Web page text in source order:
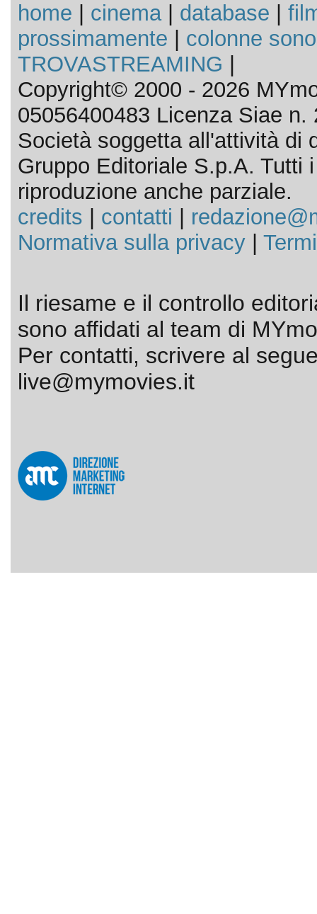
home cinema| database
prossimamente
colonne
TROVASTREAMING
Copyright© 2000 - 2026
05056400483 Licenza Siae n.
Società soggetta all'attività di
Gruppo Editoriale S.p.A. Tutti
riproduzione anche parziale.
credits
contatti
Normativa sulla privacy|
Il riesame e il controllo
sono affidati al team di
Per contatti, scrivere al
live@mymovies.it